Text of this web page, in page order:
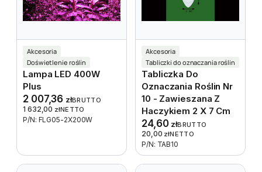
Akcesoria
Doświetlenie roślin
Lampa LED 400W
Plus
2 007,36 złBRUTTO
1 632,00 złNETTO
P/N: FLG05-2X200W
Akcesoria
Tabliczki do oznaczania roślin
Tabliczka Do
Oznaczania Roślin Nr
10 - Zawieszana Z
Haczykiem 2 X 7 Cm
24,60 złBRUTTO
20,00 złNETTO
P/N: TAB10